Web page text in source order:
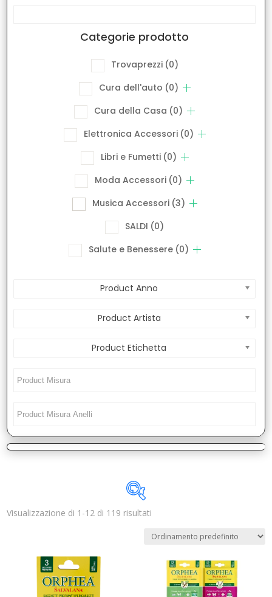
Categorie prodotto
Trovaprezzi (0)
Cura dell'auto (0)
Cura della Casa (0)
Elettronica Accessori (0)
Libri e Fumetti (0)
Moda Accessori (0)
Musica Accessori (3)
SALDI (0)
Salute e Benessere (0)
Product Anno
Product Artista
Product Etichetta
Categorie prodotto
Visualizzazione di 1-12 di 119 risultati